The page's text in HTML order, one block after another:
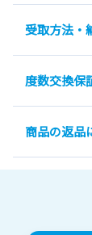
受取方法・
度数交換保
商品の返品